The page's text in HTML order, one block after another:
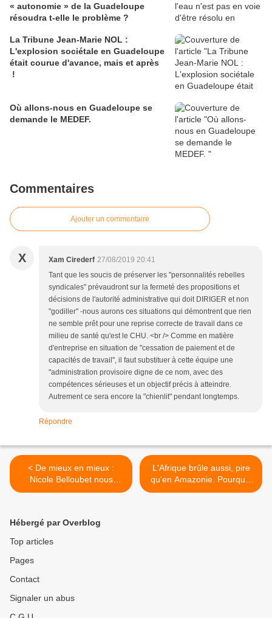
« autonomie » de la Guadeloupe
résoudra t-elle le problème ?
La Tribune Jean-Marie NOL :
L'explosion sociétale en Guadeloupe
était courue d'avance, mais et après
!
Où allons-nous en Guadeloupe se
demande le MEDEF.
Commentaires
Ajouter un commentaire
X Xam Cirederf 27/08/2019 20:41
Tant que les soucis de préserver les "personnalités rebelles
syndicales" prévaudront sur la fermeté des propositions et
décisions de l'autorité administrative qui doit DIRIGER et non
"godiller" -nous aurons ces situations qui démontrent que rien
ne semble prêt pour une reprise correcte de travail dans ce
milieu de santé qu'est le CHU. <br /> Comme en matière
d'entreprise en situation de "cessation de paiement et de
capacités de travail", il faut substituer à cette équipe une
"administration provisoire digne de ce nom, avec des
compétences sérieuses et un objectif précis à atteindre.
Autrement ce sera encore la "chienlit" pendant longtemps.
Répondre
< De mieux en mieux :
Nicole Belloubet nous
annonce de bien amères
L'Afrique brûle aussi, pire
qu'en Amazonie. Pourquoi
n'en parle-t'on pas ? >
Hébergé par Overblog
Top articles
Pages
Contact
Signaler un abus